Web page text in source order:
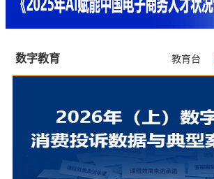
数字教育 教育台